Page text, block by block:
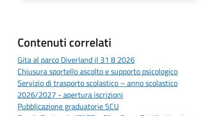
Contenuti correlati
Gita al parco Diverland il 31 8 2026
Chiusura sportello ascolto e supporto psicologico
Servizio di trasporto scolastico – anno scolastico
2026/2027 - apertura iscrizioni
Pubblicazione graduatorie SCU